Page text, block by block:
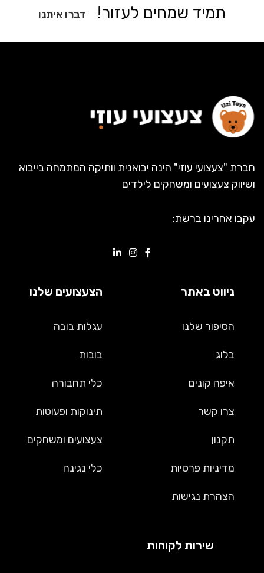
תמיד שמחים לעזור! דברו איתנו
חברת "צעצועי עוזי" הינה יבואנית וותיקה המתמחה בייבוא
ושיווק צעצועים ומשחקים לילדים
עקבו אחרינו ברשת:
ניווט באתר
הסיפור שלנו
בלוג
איפה קונים
צרו קשר
תקנון
מדיניות פרטיות
הצהרת נגישות
הצעצועים שלנו
עגלות בובה
בובות
כלי תחבורה
תינוקות ופעוטות
צעצועים ומשחקים
כלי נגינה
שירות לקוחות